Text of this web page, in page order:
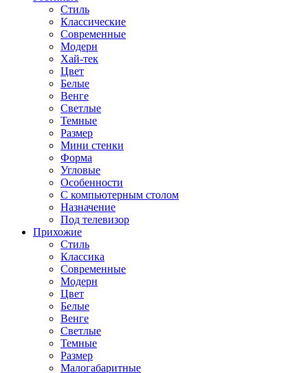
Стиль
Классические
Современные
Модерн
Хай-тек
Цвет
Белые
Венге
Светлые
Темные
Размер
Мини стенки
Форма
Угловые
Особенности
С компьютерным столом
Назначение
Под телевизор
Прихожие
Стиль
Классика
Современные
Модерн
Цвет
Белые
Венге
Светлые
Темные
Размер
Малогабаритные